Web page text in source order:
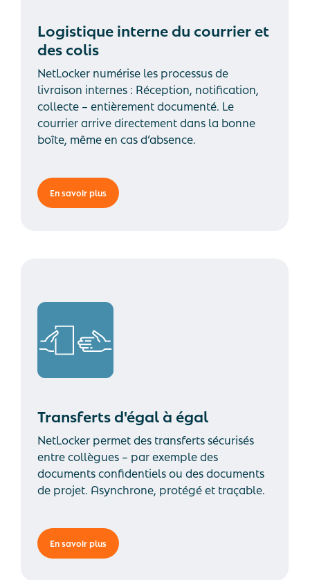
Logistique interne du courrier et
des colis
NetLocker numérise les processus de
livraison internes : Réception, notification,
collecte – entièrement documenté. Le
courrier arrive directement dans la bonne
boîte, même en cas d’absence.
En savoir plus
Transferts d'égal à égal
NetLocker permet des transferts sécurisés
entre collègues – par exemple des
documents confidentiels ou des documents
de projet. Asynchrone, protégé et traçable.
En savoir plus